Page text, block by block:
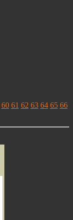
60 61 62 63 64 65 66